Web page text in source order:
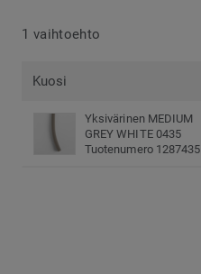
1 vaihtoehto
Kuosi
Yksivärinen MEDIUM
GREY WHITE 0435
Tuotenumero 1287435